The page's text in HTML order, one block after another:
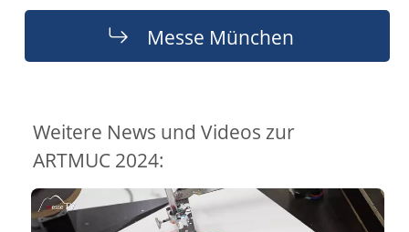
Messe München
Weitere News und Videos zur
ARTMUC 2024: